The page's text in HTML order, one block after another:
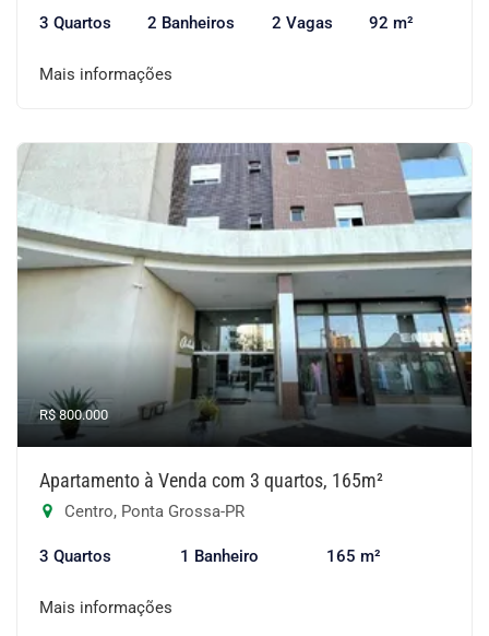
3 Quartos 2 Banheiros 2 Vagas 92 m²
Mais informações
R$ 800.000
Apartamento à Venda com 3 quartos, 165m²
Centro, Ponta Grossa-PR
3 Quartos 1 Banheiro 165 m²
Mais informações